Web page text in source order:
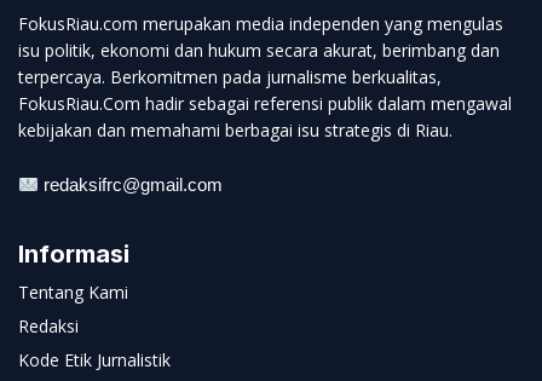
FokusRiau.com merupakan media independen yang mengulas
isu politik, ekonomi dan hukum secara akurat, berimbang dan
terpercaya. Berkomitmen pada jurnalisme berkualitas,
FokusRiau.Com hadir sebagai referensi publik dalam mengawal
kebijakan dan memahami berbagai isu strategis di Riau.
redaksifrc@gmail.com
Informasi
Tentang Kami
Redaksi
Kode Etik Jurnalistik